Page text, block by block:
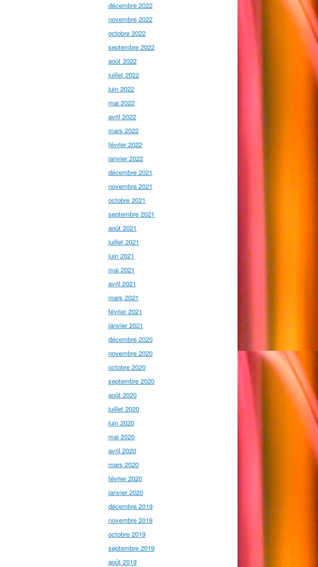
décembre 2022
novembre 2022
octobre 2022
septembre 2022
août 2022
juillet 2022
juin 2022
mai 2022
avril 2022
mars 2022
février 2022
janvier 2022
décembre 2021
novembre 2021
octobre 2021
septembre 2021
août 2021
juillet 2021
juin 2021
mai 2021
avril 2021
mars 2021
février 2021
janvier 2021
décembre 2020
novembre 2020
octobre 2020
septembre 2020
août 2020
juillet 2020
juin 2020
mai 2020
avril 2020
mars 2020
février 2020
janvier 2020
décembre 2019
novembre 2019
octobre 2019
septembre 2019
août 2019